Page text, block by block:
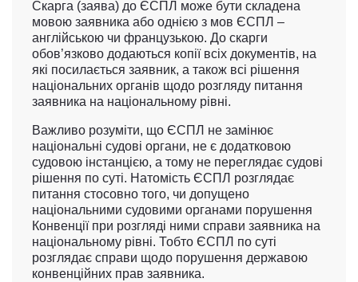
Скарга (заява) до ЄСПЛ може бути складена
мовою заявника або однією з мов ЄСПЛ –
англійською чи французькою. До скарги
обов’язково додаються копії всіх документів, на
які посилається заявник, а також всі рішення
національних органів щодо розгляду питання
заявника на національному рівні.
Важливо розуміти, що ЄСПЛ не замінює
національні судові органи, не є додатковою
судовою інстанцією, а тому не переглядає судові
рішення по суті. Натомість ЄСПЛ розглядає
питання стосовно того, чи допущено
національними судовими органами порушення
Конвенції при розгляді ними справи заявника на
національному рівні. Тобто ЄСПЛ по суті
розглядає справи щодо порушення державою
конвенційних прав заявника.